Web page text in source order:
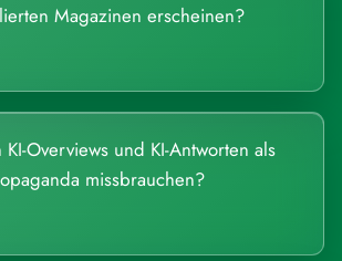
Magazinen erscheinen?
KI-Overviews und KI-Antworten als
missbrauchen?